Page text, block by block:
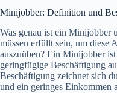
Minijobber: Definition und
Was genau ist ein Minijobber
müssen erfüllt sein, um diese
auszuüben? Ein Minijobber
geringfügige Beschäftigung
Beschäftigung zeichnet sich
und ein geringes Einkommen